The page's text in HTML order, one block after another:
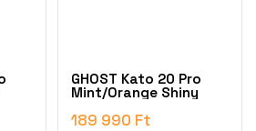
GHOST Kato 20 Pro
Mint/Orange Shiny
189 990 Ft